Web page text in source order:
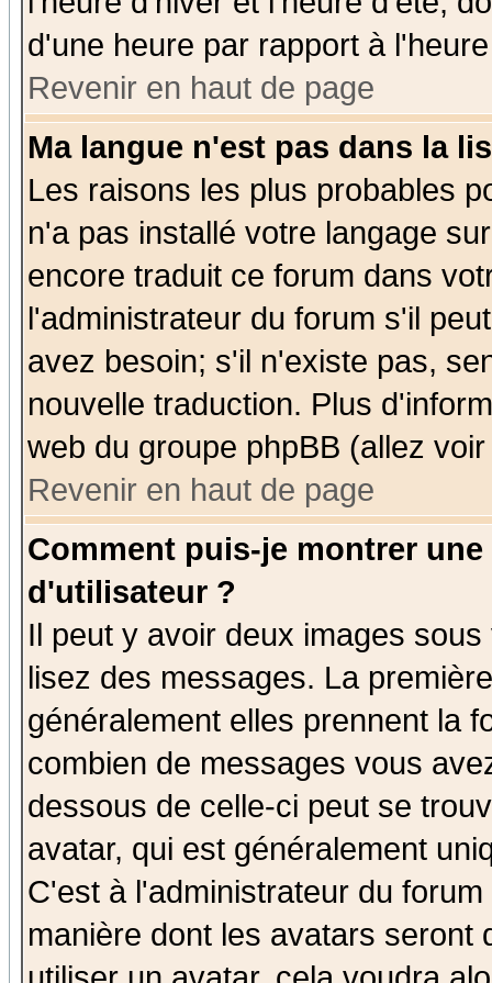
d'une heure par rapport à
Revenir en haut de page
Ma langue n'est pas dans la
Les raisons les plus probables
n'a pas installé votre langage
encore traduit ce forum dans
l'administrateur du forum s'il
avez besoin; s'il n'existe pas,
nouvelle traduction. Plus
web du groupe phpBB (allez
Revenir en haut de page
Comment puis-je montrer
d'utilisateur ?
Il peut y avoir deux images
lisez des messages. La
généralement elles prennent la
combien de messages vous
dessous de celle-ci peut se
avatar, qui est généralement
C'est à l'administrateur du
manière dont les avatars seront